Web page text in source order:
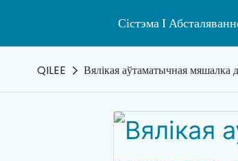
Сістэма І
QILEE Вялікая аўтаматычная мяшалка